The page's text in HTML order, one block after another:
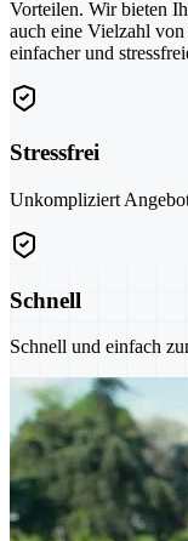
Vorteilen. Wir bieten
auch eine Vielzahl
einfacher und
Stressfrei
Unkompliziert
Schnell
Schnell und einfach